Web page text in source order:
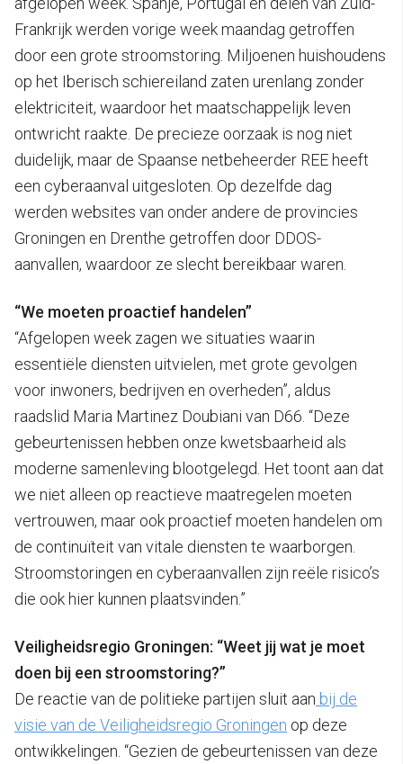
Frankrijk werden vorige week maandag getroffen
door een grote stroomstoring. Miljoenen huishoudens
op het Iberisch schiereiland zaten urenlang zonder
elektriciteit, waardoor het maatschappelijk leven
ontwricht raakte. De precieze oorzaak is nog niet
duidelijk, maar de Spaanse netbeheerder REE heeft
een cyberaanval uitgesloten. Op dezelfde dag
werden websites van onder andere de provincies
Groningen en Drenthe getroffen door DDOS-
aanvallen, waardoor ze slecht bereikbaar waren.
“We moeten proactief handelen”
“Afgelopen week zagen we situaties waarin
essentiële diensten uitvielen, met grote gevolgen
voor inwoners, bedrijven en overheden”, aldus
raadslid Maria Martinez Doubiani van D66. “Deze
gebeurtenissen hebben onze kwetsbaarheid als
moderne samenleving blootgelegd. Het toont aan dat
we niet alleen op reactieve maatregelen moeten
vertrouwen, maar ook proactief moeten handelen om
de continuïteit van vitale diensten te waarborgen.
Stroomstoringen en cyberaanvallen zijn reële risico’s
die ook hier kunnen plaatsvinden.”
Veiligheidsregio Groningen: “Weet jij wat je moet
doen bij een stroomstoring?”
De reactie van de politieke partijen sluit aan bij de
visie van de Veiligheidsregio Groningen op deze
ontwikkelingen. “Gezien de gebeurtenissen van deze